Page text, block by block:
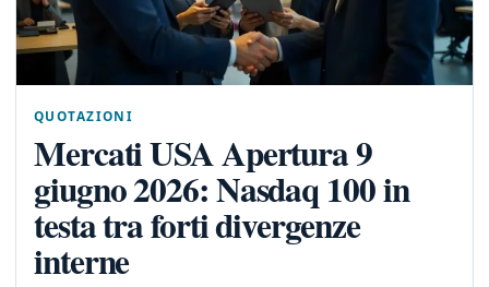
QUOTAZIONI
Mercati USA Apertura 9
giugno 2026: Nasdaq 100 in
testa tra forti divergenze
interne